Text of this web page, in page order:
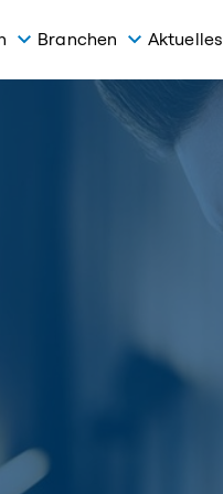
Branchen Aktuelles